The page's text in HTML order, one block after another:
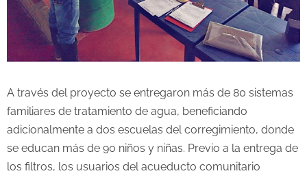
A través del proyecto se entregaron más de 80 sistemas
familiares de tratamiento de agua, beneficiando
adicionalmente a dos escuelas del corregimiento, donde
se educan más de 90 niños y niñas. Previo a la entrega de
los filtros, los usuarios del acueducto comunitario